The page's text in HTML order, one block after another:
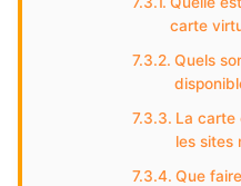
carte
Quels
La carte
les sites
Que